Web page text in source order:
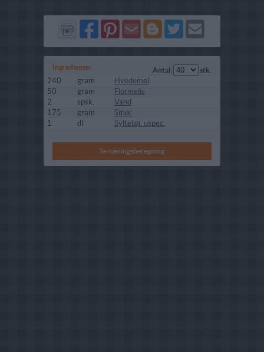
Del
på
Del
på
Send
via
Del
på
Del
på
Send
Ingredienser Antal: stk.
240 gram
Hvedemel
50
gram
Flormelis
2
spsk.
Vand
175
gram
Smør
1
dl. Syltetøj. uspec.
Se næringsberegning